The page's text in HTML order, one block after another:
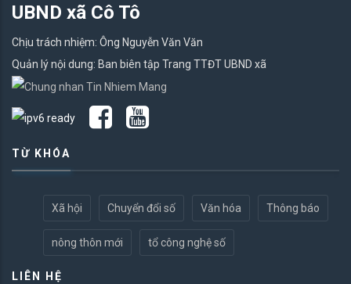
UBND xã Cô Tô
Chịu trách nhiệm: Ông Nguyễn Văn Văn
Quản lý nội dung: Ban biên tập Trang TTĐT UBND xã
TỪ KHÓA
Xã hội Chuyển đổi số Văn hóa Thông báo
nông thôn mới tổ công nghệ số
LIÊN HỆ